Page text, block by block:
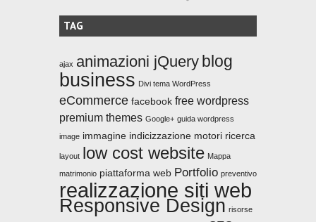
TAG
ajax animazioni jQuery blog
business Divi tema WordPress
eCommerce facebook free wordpress
premium themes Google+ guida wordpress
image immagine indicizzazione motori ricerca
layout low cost website Mappa
matrimonio piattaforma web Portfolio preventivo
realizzazione siti web
Responsive Design risorse